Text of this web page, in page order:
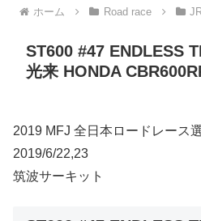
ホーム Road race
ST600 #47 ENDLESS
光来 HONDA
2019 MFJ 全日本ロードレース
2019/6/22,23
筑波サーキット